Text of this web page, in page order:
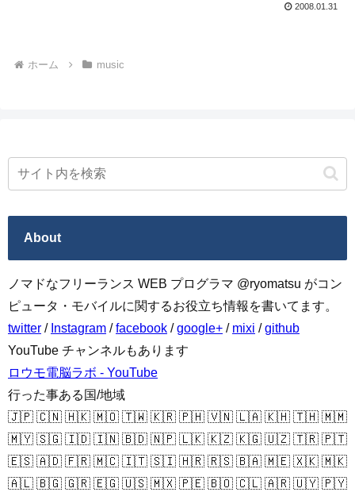
2008.01.31
ホーム music
About
ノマドなフリーランス WEB プログラマ @ryomatsu がコン
ピュータ・モバイルに関するお役立ち情報を書いてます。
twitter / Instagram /facebook /google+ / mixi /github
YouTube チャンネルもあります
ロウモ電脳ラボ - YouTube
行った事ある国/地域
🇯🇵 🇨🇳 🇭🇰 🇲🇴 🇹🇼 🇰🇷 🇵🇭 🇻🇳 🇱🇦 🇰🇭 🇹🇭 🇲🇲
🇲🇾 🇸🇬 🇮🇩 🇮🇳 🇧🇩 🇳🇵 🇱🇰 🇰🇿 🇰🇬 🇺🇿 🇹🇷 🇵🇹
🇪🇸 🇦🇩 🇫🇷 🇲🇨 🇮🇹 🇸🇮 🇭🇷 🇷🇸 🇧🇦 🇲🇪 🇽🇰 🇲🇰
🇦🇱 🇧🇬 🇬🇷 🇪🇬 🇺🇸 🇲🇽 🇵🇪 🇧🇴 🇨🇱 🇦🇷 🇺🇾 🇵🇾